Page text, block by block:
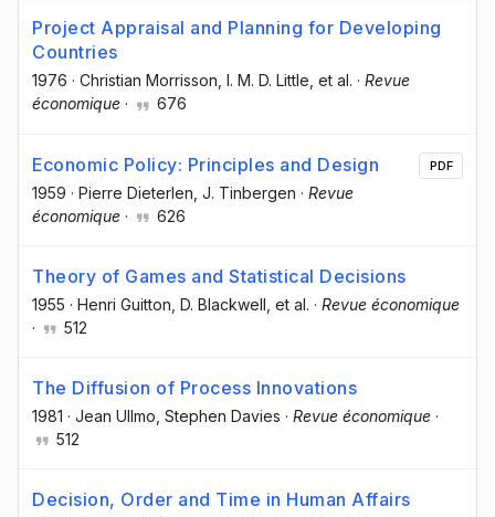
Project Appraisal and Planning for Developing
Countries
1976 · Christian Morrisson , I. M. D. Little , et al. · Revue
économique · 676
Economic Policy: Principles and Design
1959 · Pierre Dieterlen , J. Tinbergen · Revue
économique · 626
PDF
Theory of Games and Statistical Decisions
1955 · Henri Guitton , D. Blackwell , et al. · Revue économique
·
512
The Diffusion of Process Innovations
1981 · Jean Ullmo , Stephen Davies · Revue économique ·
512
Decision, Order and Time in Human Affairs